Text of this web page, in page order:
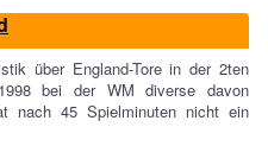
über England-Tore in der 2ten
bei der WM diverse davon
nach 45 Spielminuten nicht ein